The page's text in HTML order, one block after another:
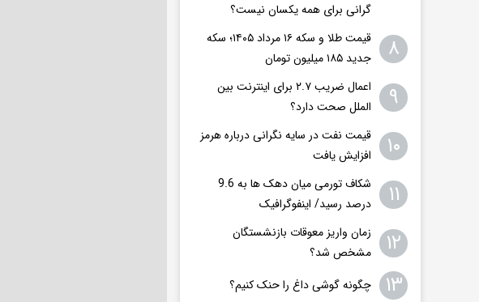
گرانی برای همه یکسان نیست؟
۸
قیمت طلا و سکه ۱۶ مرداد ۱۴۰۵؛ سکه
جدید ١٨۵ میلیون تومان
۹
اعمال ضریب ۲.۷ برای اینترنت بین
الملل صحت دارد؟
۱۰
قیمت نفت در سایه نگرانی درباره هرمز
افزایش یافت
۱۱
شکاف تورمی میان دهک ها به 9.6
درصد رسید/ اینفوگرافیک
۱۲
زمان واریز معوقات بازنشستگان
مشخص شد؟
۱۳ چگونه گوشی داغ را حنک کنیم؟